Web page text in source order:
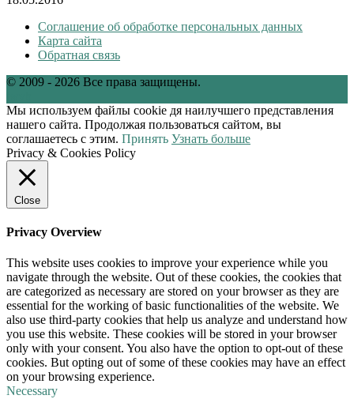
Соглашение об обработке персональных данных
Карта сайта
Обратная связь
© 2009 - 2026 Все права защищены.
Мы используем файлы cookie дя наилучшего представления
нашего сайта. Продолжая пользоваться сайтом, вы
соглашаетесь с этим. Принять Узнать больше
Privacy & Cookies Policy
Close
Privacy Overview
This website uses cookies to improve your experience while you
navigate through the website. Out of these cookies, the cookies that
are categorized as necessary are stored on your browser as they are
essential for the working of basic functionalities of the website. We
also use third-party cookies that help us analyze and understand how
you use this website. These cookies will be stored in your browser
only with your consent. You also have the option to opt-out of these
cookies. But opting out of some of these cookies may have an effect
on your browsing experience.
Necessary